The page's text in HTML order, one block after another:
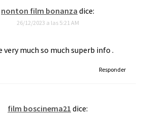
nonton film bonanza dice:
26/12/2023 a las 5:21 AM
much so much superb info .
Responder
film boscinema21 dice: